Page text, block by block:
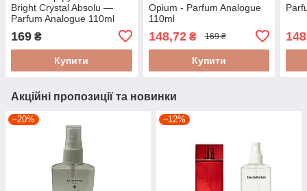
Bright Crystal Absolu —
Parfum Analogue 110ml
169 ₴
Купити
Opium - Parfum Analogue
110ml
148,72₴ 169 ₴
Купити
Акційні пропозиції та новинки
–20% –12%